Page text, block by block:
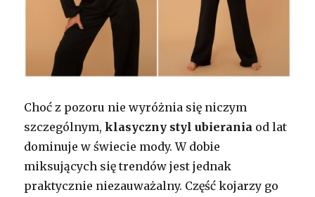
Choć z pozoru nie wyróżnia się niczym
szczególnym,klasyczny styl ubierania od lat
dominuje w świecie mody. W dobie
miksujących się trendów jest jednak
praktycznie niezauważalny. Część kojarzy go